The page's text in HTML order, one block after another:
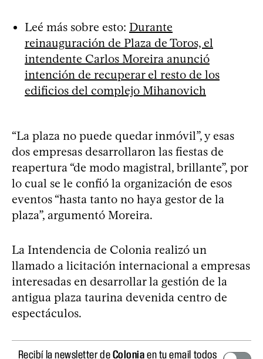
Leé más sobre esto: Durante
reinauguración de Plaza de Toros, el
intendente Carlos Moreira anunció
intención de recuperar el resto de los
edificios del complejo Mihanovich
“La plaza no puede quedar inmóvil”, y esas
dos empresas desarrollaron las fiestas de
reapertura “de modo magistral, brillante”, por
lo cual se le confió la organización de esos
eventos “hasta tanto no haya gestor de la
plaza”, argumentó Moreira.
La Intendencia de Colonia realizó un
llamado a licitación internacional a empresas
interesadas en desarrollar la gestión de la
antigua plaza taurina devenida centro de
espectáculos.
Recibí la newsletter deColoniaen tu email todos